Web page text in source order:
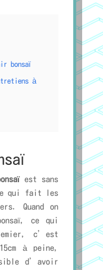
bonsaï
à
est sans
qui fait les
Quand on
ce qui
c’est
à peine,
d’avoir